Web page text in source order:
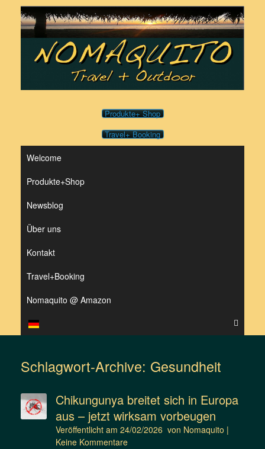
springen
Produkte+ Shop
Travel+ Booking
Welcome
Produkte+Shop
Newsblog
Über uns
Kontakt
Travel+Booking
Nomaquito @ Amazon
Schlagwort-Archive: Gesundheit
Chikungunya breitet sich in Europa
aus – jetzt wirksam vorbeugen
Veröffentlicht am 24/02/2026 von Nomaquito |
Keine Kommentare